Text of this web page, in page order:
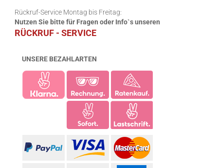
Rückruf-Service Montag bis Freitag:
Nutzen Sie bitte für Fragen oder Info`s unseren
RÜCKRUF - SERVICE
UNSERE BEZAHLARTEN